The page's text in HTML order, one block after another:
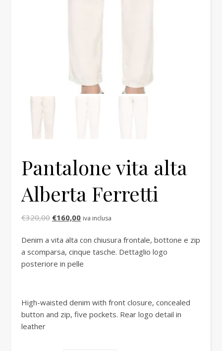
Pantalone vita alta
Alberta Ferretti
€320,00 Il prezzo originale era: €320,00.
€160,00Il prezzo attuale è: €160,00.
iva inclusa
Denim a vita alta con chiusura frontale, bottone e zip
a scomparsa, cinque tasche. Dettaglio logo
posteriore in pelle
High-waisted denim with front closure, concealed
button and zip, five pockets. Rear logo detail in
leather